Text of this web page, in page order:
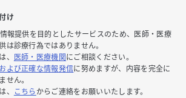
け
報提供を目的としたサービスのため、医師・医療
は診療行為ではありません。
、
医師・医療機関 にご相談ください。
よび正確な情報発信に努めますが、内容を完全に
せん。
、
こちら からご連絡をお願いいたします。